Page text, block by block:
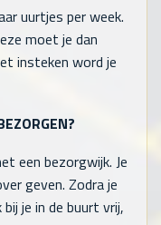
uurtjes per week.
moet je dan
insteken word je
een bezorgwijk. Je
geven. Zodra je
je in de buurt vrij,